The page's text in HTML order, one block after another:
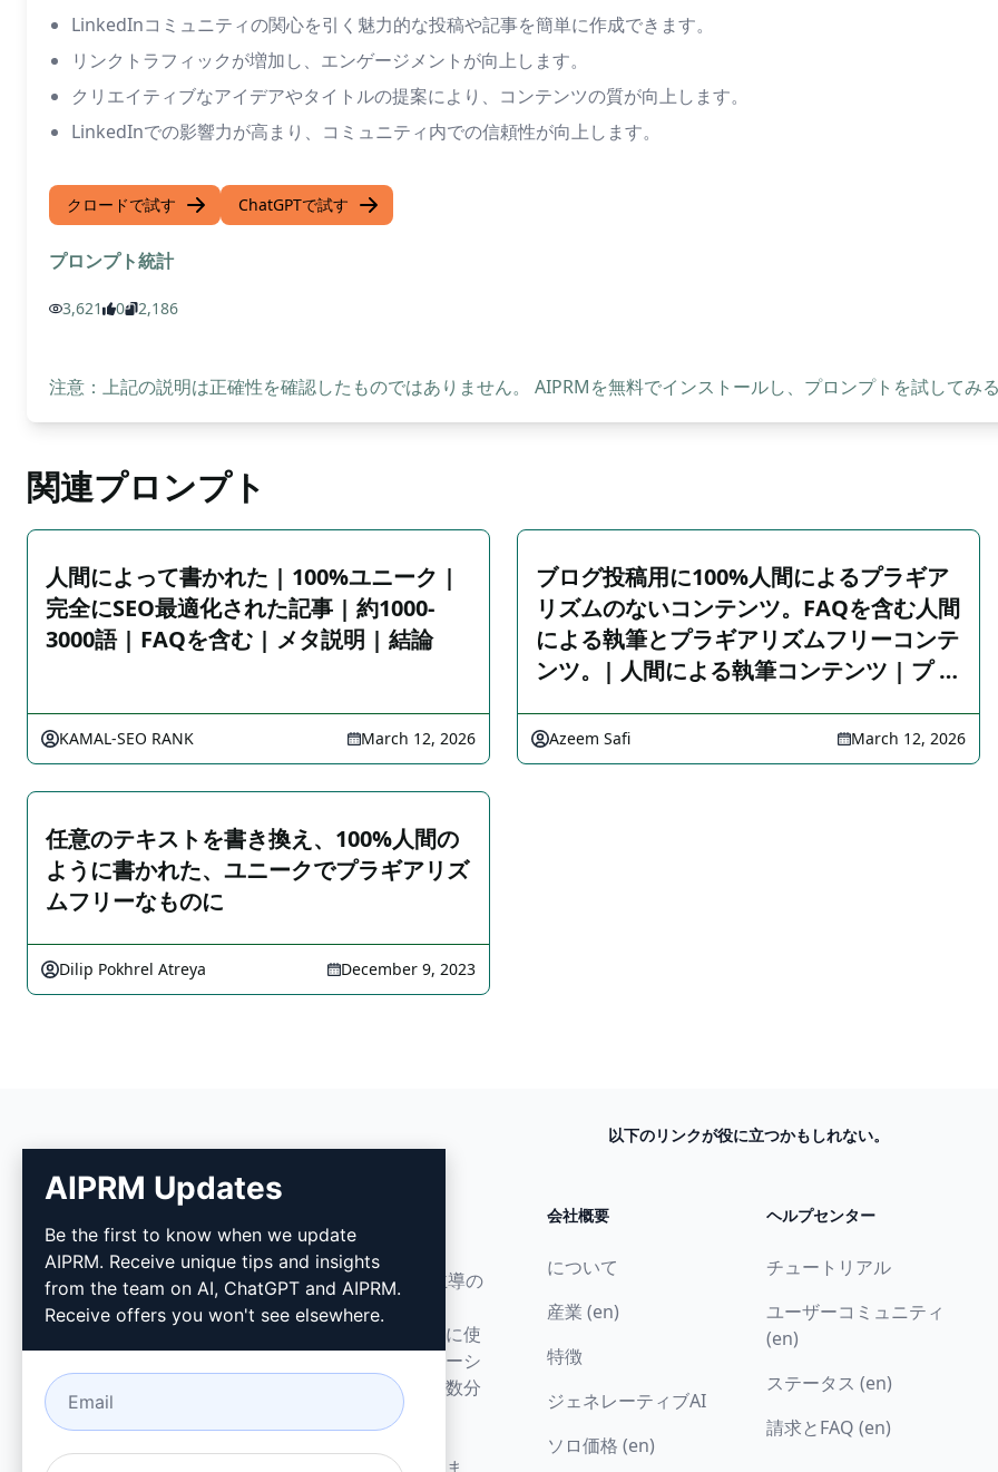
LinkedInコミュニティの関心を引く魅力的な投稿や記事を簡単に作成できます。
リンクトラフィックが増加し、エンゲージメントが向上します。
クリエイティブなアイデアやタイトルの提案により、コンテンツの質が向上します。
LinkedInでの影響力が高まり、コミュニティ内での信頼性が向上します。
クロードで試す ChatGPTで試す
プロンプト統計
3,621 0 2,186
注意：上記の説明は正確性を確認したものではありません。 AIPRMを無料でインストールし、プロンプトを試してみ
関連プロンプト
人間によって書かれた | 100%ユニーク |
完全にSEO最適化された記事 | 約1000-
3000語 | FAQを含む | メタ説明 | 結論
KAMAL-SEO RANK March 12, 2026
ブログ投稿用に100%人間によるプラギア
リズムのないコンテンツ。FAQを含む人間
による執筆とプラギアリズムフリーコンテ
ンツ。| 人間による執筆コンテンツ | プ …
Azeem Safi March 12, 2026
任意のテキストを書き換え、100%人間の
ように書かれた、ユニークでプラギアリズ
ムフリーなものに
Dilip Pokhrel Atreya December 9, 2023
以下のリンクが役に立つかもしれない。
AIPRM
AIPRMはプロンプト管理ツールで、コミュニティ主導の
プロンプトライブラリです。ChatGPT、Claude、
Gemini、Midjourney、GPT Imageなど向けのすぐに使
えるプロンプトで、マーケティング、営業、オペレーシ
ョン、生産性向上、カスタマーサポートのタスクを数分
で完了できます。
会社概要
について
産業 (en)
特徴
ジェネレーティブAI
ソロ価格 (en)
ヘルプセンター
チュートリアル
ユーザーコミュニティ
(en)
ステータス (en)
請求とFAQ (en)
AIPRM Updates
Be the first to know when we update
AIPRM. Receive unique tips and insights
from the team on AI, ChatGPT and AIPRM.
Receive offers you won't see elsewhere.